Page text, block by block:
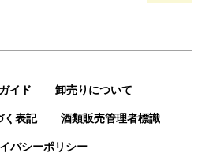
イド 卸売りについて
く表記 酒類販売管理者標識
バシーポリシー